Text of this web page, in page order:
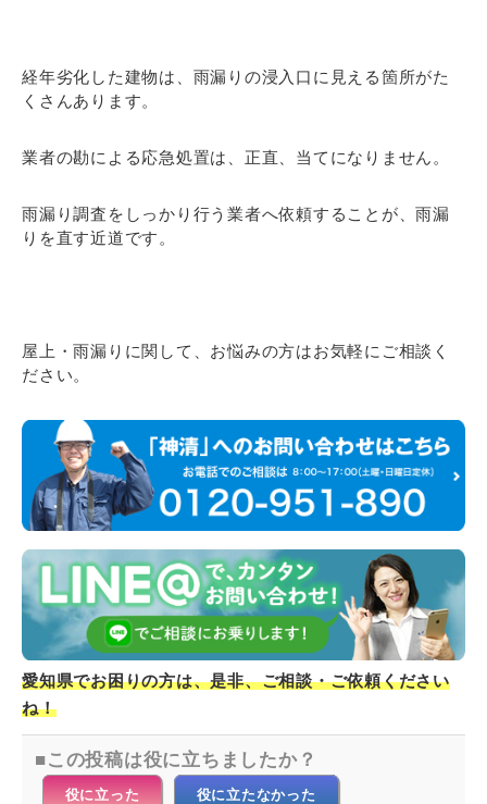
経年劣化した建物は、雨漏りの浸入口に見える箇所がた
くさんあります。
業者の勘による応急処置は、正直、当てになりません。
雨漏り調査をしっかり行う業者へ依頼することが、雨漏
りを直す近道です。
屋上・雨漏りに関して、お悩みの方はお気軽にご相談く
ださい。
愛知県でお困りの方は、是非、ご相談・ご依頼ください
ね！
この投稿は役に立ちましたか？
役に立った 役に立たなかった